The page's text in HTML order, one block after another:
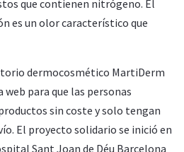
que contienen nitrógeno. El
es un olor característico que
dermocosmético MartiDerm
para que las personas
sin coste y solo tengan
El proyecto solidario se inició en
Sant Joan de Déu Barcelona